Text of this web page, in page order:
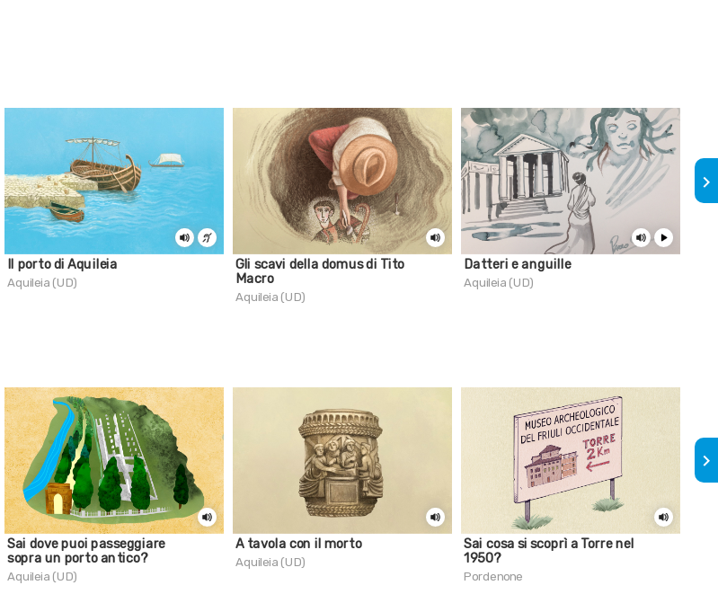
Il porto di Aquileia
Aquileia (UD)
Gli scavi della domus di Tito
Macro
Aquileia (UD)
Datteri e anguille
Aquileia (UD)
keyboard_arrow_right
Sai dove puoi passeggiare
sopra un porto antico?
Aquileia (UD)
A tavola con il morto
Aquileia (UD)
Sai cosa si scoprì a Torre nel
1950?
Pordenone
keyboard_arrow_right